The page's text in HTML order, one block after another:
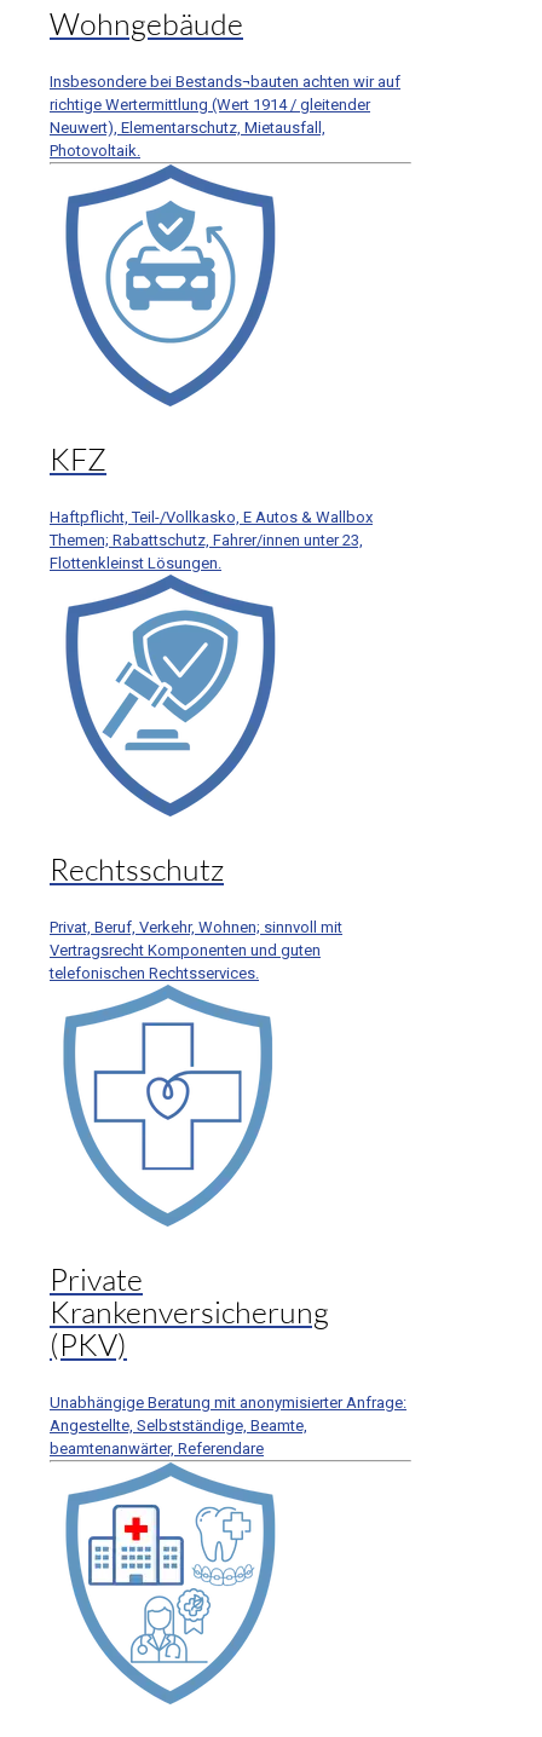
Wohngebäude
Insbesondere bei Bestands¬bauten achten wir auf
richtige Wertermittlung (Wert 1914 / gleitender
Neuwert), Elementarschutz, Mietausfall,
Photovoltaik.
KFZ
Haftpflicht, Teil-/Vollkasko, E Autos & Wallbox
Themen; Rabattschutz, Fahrer/innen unter 23,
Flottenkleinst Lösungen.
Rechtsschutz
Privat, Beruf, Verkehr, Wohnen; sinnvoll mit
Vertragsrecht Komponenten und guten
telefonischen Rechtsservices.
Private
Krankenversicherung
(PKV)
Unabhängige Beratung mit anonymisierter Anfrage:
Angestellte, Selbstständige, Beamte,
beamtenanwärter, Referendare